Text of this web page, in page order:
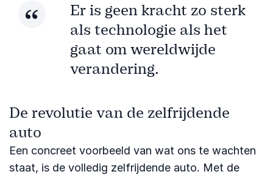
Er is geen kracht zo sterk
als technologie als het
gaat om wereldwijde
verandering.
De revolutie van de zelfrijdende
auto
Een concreet voorbeeld van wat ons te wachten
staat, is de volledig zelfrijdende auto. Met de